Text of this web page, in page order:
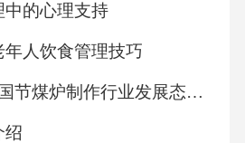
废弃物处理和碳排放。这
空货运业的碳足迹。
中的心理支持
年人饮食管理技巧
2026-2030中国节煤炉制作行业发展态势与竞争策略研究报告
绍